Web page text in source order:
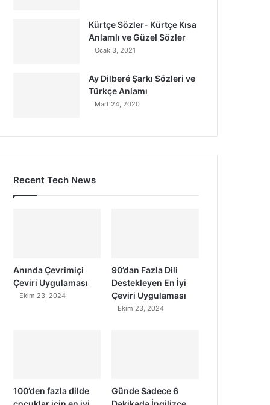
Kürtçe Sözler- Kürtçe Kısa
Anlamlı ve Güzel Sözler
Ocak 3, 2021
Ay Dilberé Şarkı Sözleri ve
Türkçe Anlamı
Mart 24, 2020
Recent Tech News
Anında Çevrimiçi
Çeviri Uygulaması
Ekim 23, 2024
90’dan Fazla Dili
Destekleyen En İyi
Çeviri Uygulaması
Ekim 23, 2024
100’den fazla dilde
Günde Sadece 6